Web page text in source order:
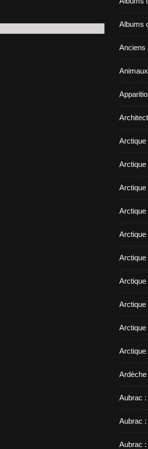
Albums
Anciens
Arctique
Arctique
Arctique
Arctique
Arctique
Arctique
Arctique
Arctique
Arctique
Arctique
Aubrac :
Aubrac
Aubrac